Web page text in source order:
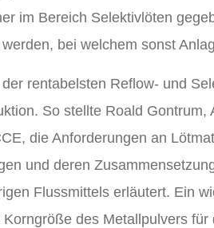
im Bereich Selektivlöten
bei welchem sonst
rentabelsten Reflow- und
So stellte Roald
die Anforderungen an
und deren
Flussmittels erläutert. Ein
des Metallpulvers